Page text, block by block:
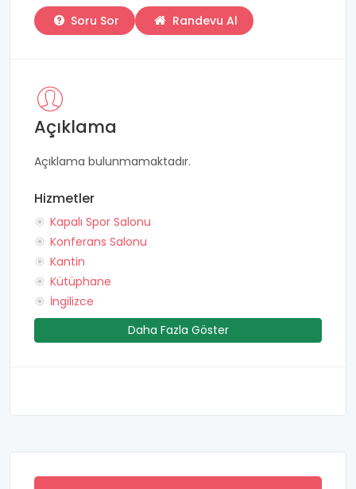
Soru Sor
Randevu Al
Açıklama
Açıklama bulunmamaktadır.
Hizmetler
Kapalı Spor Salonu
Konferans Salonu
Kantin
Kütüphane
İngilizce
Daha Fazla Göster